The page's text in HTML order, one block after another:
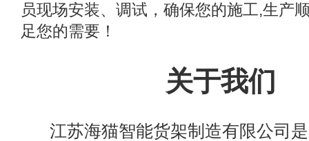
员现场安装、调试，确保您的施工,生产
足您的需要！
关于我们
江苏海猫智能货架制造有限公司是